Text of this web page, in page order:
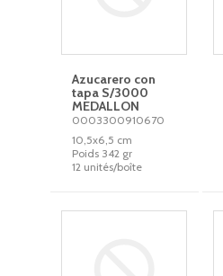
Azucarero con
tapa S/3000
MEDALLON
0003300910670
10,5x6,5 cm
Poids 342 gr
12 unités/boîte